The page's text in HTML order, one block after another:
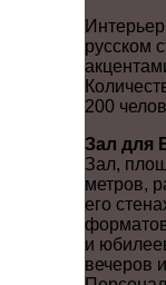
русском
200
Зал для
Зал,
метров,
его
и
вечеров